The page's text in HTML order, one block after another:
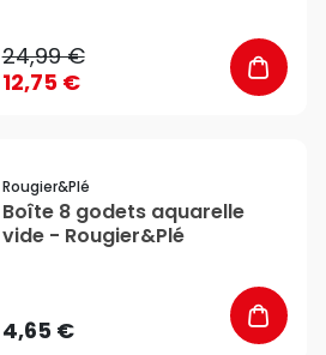
24,99 €
12,75 €
Rougier&plé
Boîte 8 godets aquarelle
vide - Rougier&Plé
4,65 €